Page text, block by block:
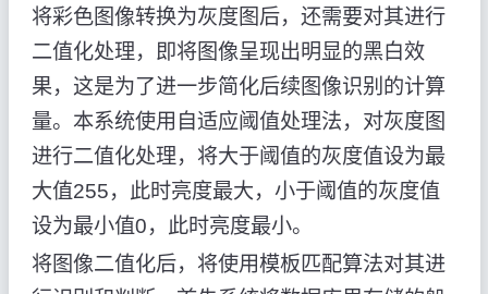
将彩色图像转换为灰度图后，还需要对其进行
二值化处理，即将图像呈现出明显的黑白效
果，这是为了进一步简化后续图像识别的计算
量。本系统使用自适应阈值处理法，对灰度图
进行二值化处理，将大于阈值的灰度值设为最
大值255，此时亮度最大，小于阈值的灰度值
设为最小值0，此时亮度最小。
将图像二值化后，将使用模板匹配算法对其进